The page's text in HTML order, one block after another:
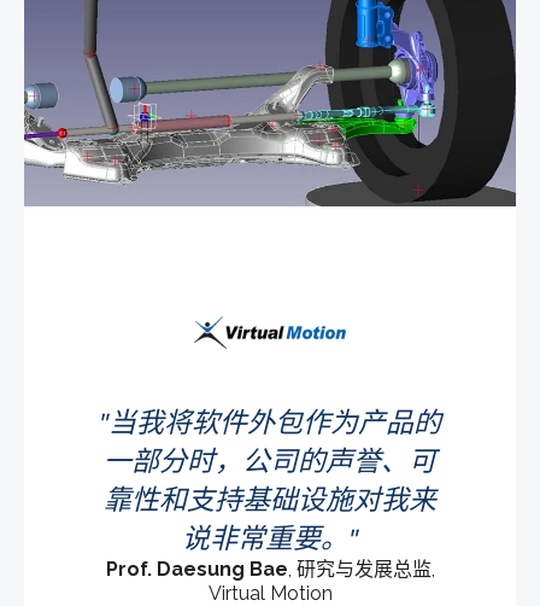
当我将软件外包作为产品的
一部分时，公司的声誉、可
靠性和支持基础设施对我来
说非常重要。
Prof. Daesung Bae , 研究与发展总监,
Virtual Motion